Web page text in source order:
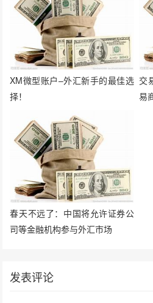
XM微型账户–外汇新手的最佳选
择！
交
易
春天不远了：中国将允许证券公
司等金融机构参与外汇市场
发表评论